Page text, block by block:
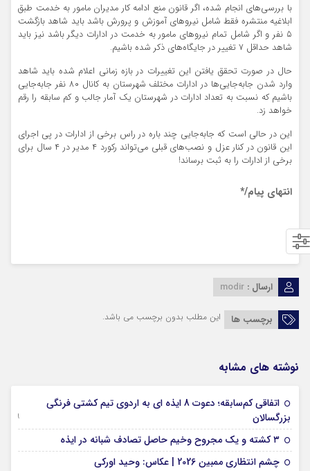
با بررسی‌های انجام شده، اگر قانون منع ادامه کار مدیران مامور به خدمت طبق
ابلاغیه منتشره فقط شامل نیروهای آموزش و پرورش باشد باید شاهد بازگشت
۵ نفر و اگر شامل تمام نیروهای مامور به خدمت در ادارات دیگر باشد نیز باید
شاهد حداقل ۷ تغییر در جایگاه‌های ذکر شده باشیم.
حال در صورت تحقق یافتن این تغییرات در بازه زمانی اعلام شده باید شاهد
وارد شدن جابه‌جایی‌ها در ادارات مختلف شهرستان به کانال ۸۰ نفر جابه‌جایی
باشیم که نسبت به تعداد ادارات در شهرستان یک آمار جالب و کم سابقه را رقم
خواهد زد.
این در حالی است که جابه‌جایی چند باره در راس برخی از ادارات در پی اجرای
این قانون در کنار عزل و نصب‌های قبلی می‌تواند رکورد ۴ مدیر در ۴ سال برای
برخی از ادارات را به ثبت برساند!
انتهای پیام/*
ارسال : modir
برچسب ها این مطلب بدون برچسب می باشد.
نوشته های مشابه
اتفاقی کم‌سابقه؛ دعوت 8 ایذه ای به اردوی تیم کشتی فرنگی
بزرگسالان
09 جولای 2026
۳ کشته و یک مجروح وخیم حاصل تصادف شبانه در ایذه
چشم انتظاری ممبین 2026 | عکاس: وحید اورکی